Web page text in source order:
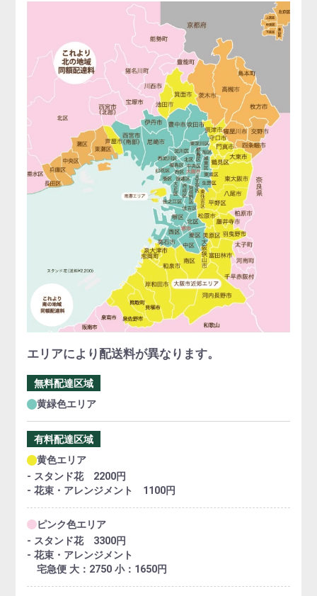
エリアにより配送料が異なります。
無料配達区域
黄緑色エリア
有料配達区域
黄色エリア
- スタンド花 2200円
- 花束・アレンジメント 1100円
ピンク色エリア
- スタンド花 3300円
- 花束・アレンジメント
宅急便 大：2750 小：1650円